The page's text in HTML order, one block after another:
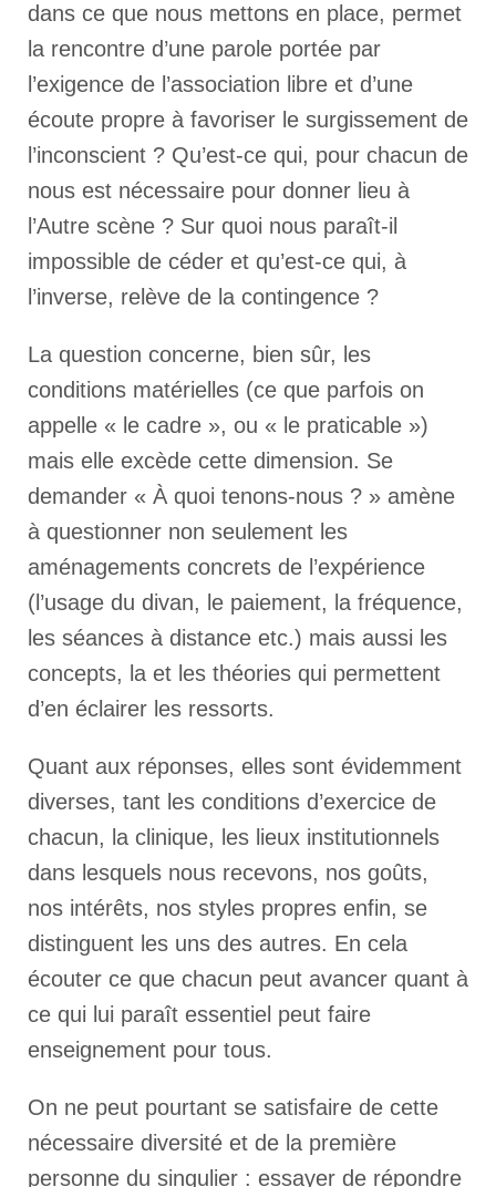
dans ce que nous mettons en place, permet
la rencontre d’une parole portée par
l’exigence de l’association libre et d’une
écoute propre à favoriser le surgissement de
l’inconscient ? Qu’est-ce qui, pour chacun de
nous est nécessaire pour donner lieu à
l’Autre scène ? Sur quoi nous paraît-il
impossible de céder et qu’est-ce qui, à
l’inverse, relève de la contingence ?
La question concerne, bien sûr, les
conditions matérielles (ce que parfois on
appelle « le cadre », ou « le praticable »)
mais elle excède cette dimension. Se
demander « À quoi tenons-nous ? » amène
à questionner non seulement les
aménagements concrets de l’expérience
(l’usage du divan, le paiement, la fréquence,
les séances à distance etc.) mais aussi les
concepts, la et les théories qui permettent
d’en éclairer les ressorts.
Quant aux réponses, elles sont évidemment
diverses, tant les conditions d’exercice de
chacun, la clinique, les lieux institutionnels
dans lesquels nous recevons, nos goûts,
nos intérêts, nos styles propres enfin, se
distinguent les uns des autres. En cela
écouter ce que chacun peut avancer quant à
ce qui lui paraît essentiel peut faire
enseignement pour tous.
On ne peut pourtant se satisfaire de cette
nécessaire diversité et de la première
personne du singulier : essayer de répondre